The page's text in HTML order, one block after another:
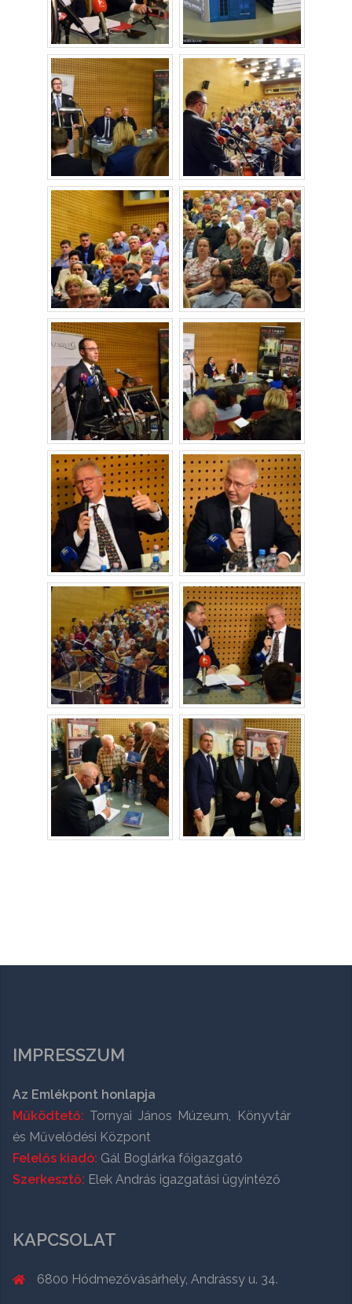
IMPRESSZUM
Az Emlékpont honlapja
Működtető: Tornyai János Múzeum, Könyvtár
és Művelődési Központ
Felelős kiadó: Gál Boglárka főigazgató
Szerkesztő: Elek András igazgatási ügyintéző
KAPCSOLAT
6800 Hódmezővásárhely, Andrássy u. 34.